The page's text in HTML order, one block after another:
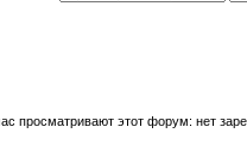
просматривают этот форум: нет